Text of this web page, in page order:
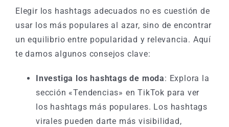
Elegir los hashtags adecuados no es cuestión de
usar los más populares al azar, sino de encontrar
un equilibrio entre popularidad y relevancia. Aquí
te damos algunos consejos clave:
Investiga los hashtags de moda: Explora la
sección «Tendencias» en TikTok para ver
los hashtags más populares. Los hashtags
virales pueden darte más visibilidad,